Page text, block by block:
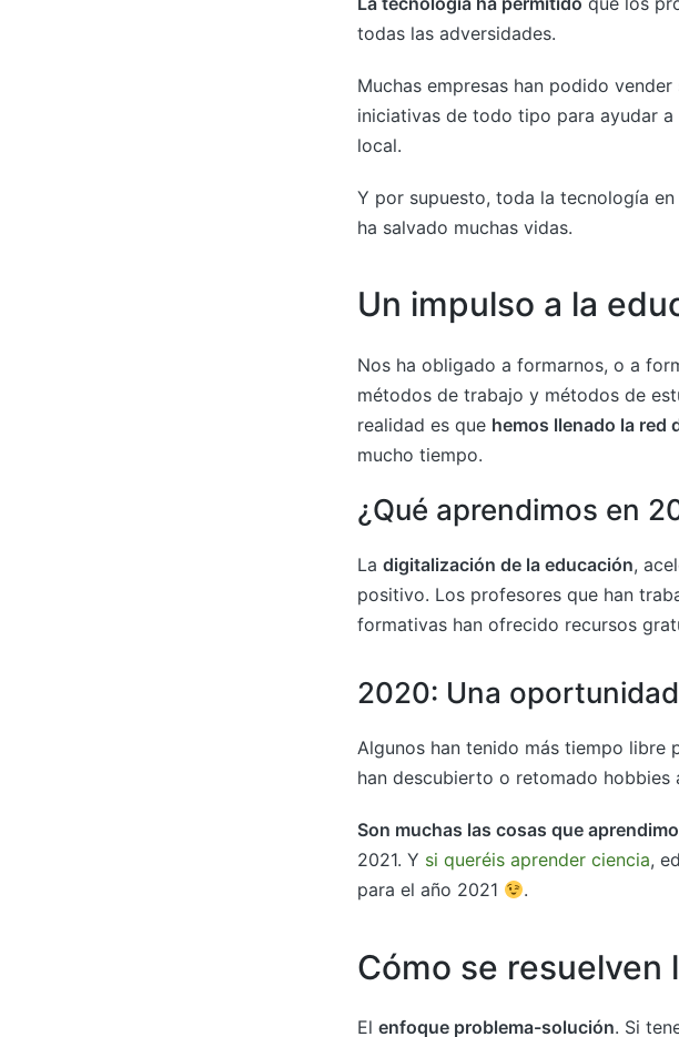
todas las adversidades.
Muchas empresas han podido
iniciativas de todo tipo para ayudar
local.
Y por supuesto, toda la tecnología
ha salvado muchas vidas.
Un impulso a la
Nos ha obligado a formarnos, o a
métodos de trabajo y métodos de
realidad es que hemos llenado la red
mucho tiempo.
¿Qué aprendimos en
La digitalización de la educación,
positivo. Los profesores que han
formativas han ofrecido recursos
2020: Una
Algunos han tenido más tiempo libre
han descubierto o retomado hobbies
Son muchas las cosas que
2021. Y si queréis aprender ciencia,
para el año 2021
.
Cómo se resuelven
El enfoque problema-solución. Si